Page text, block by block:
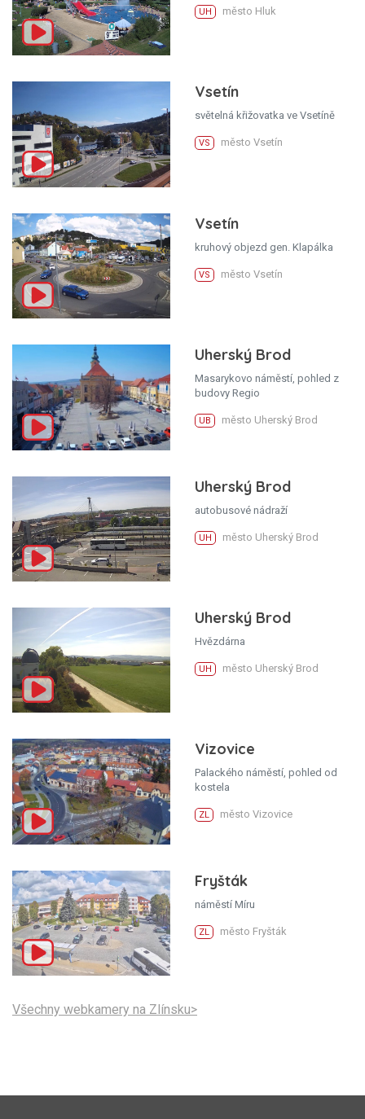
UH město Hluk
Vsetín
světelná křižovatka ve Vsetíně
VS město Vsetín
Vsetín
kruhový objezd gen. Klapálka
VS město Vsetín
Uherský Brod
Masarykovo náměstí, pohled z
budovy Regio
UB město Uherský Brod
Uherský Brod
autobusové nádraží
UH město Uherský Brod
Uherský Brod
Hvězdárna
UH město Uherský Brod
Vizovice
Palackého náměstí, pohled od
kostela
ZL město Vizovice
Fryšták
náměstí Míru
ZL město Fryšták
Všechny webkamery na Zlínsku>